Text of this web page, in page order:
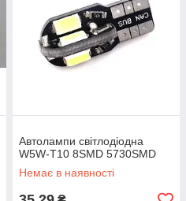
Автолампи світлодіодна
W5W-T10 8SMD 5730SMD
Немає в наявності